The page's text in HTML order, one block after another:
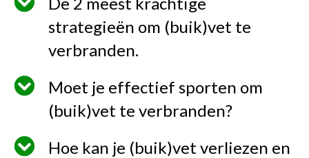
strategieën om (buik)vet te
verbranden.
Moet je effectief sporten om
(buik)vet te verbranden?
Hoe kan je (buik)vet verliezen en